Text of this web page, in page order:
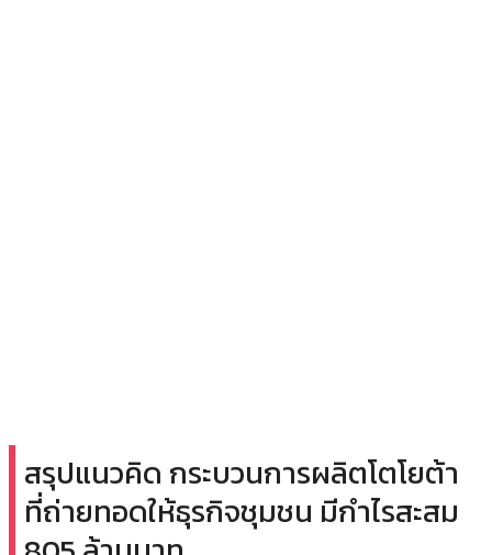
สรุปแนวคิด กระบวนการผลิตโตโยต้า
ที่ถ่ายทอดให้ธุรกิจชุมชน มีกำไรสะสม